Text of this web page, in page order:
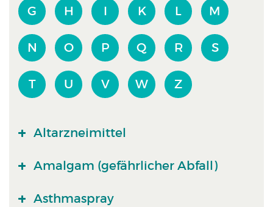
G H I K L M
N O P Q R S
T U V W Z
Altarzneimittel
Amalgam (gefährlicher Abfall)
Asthmaspray